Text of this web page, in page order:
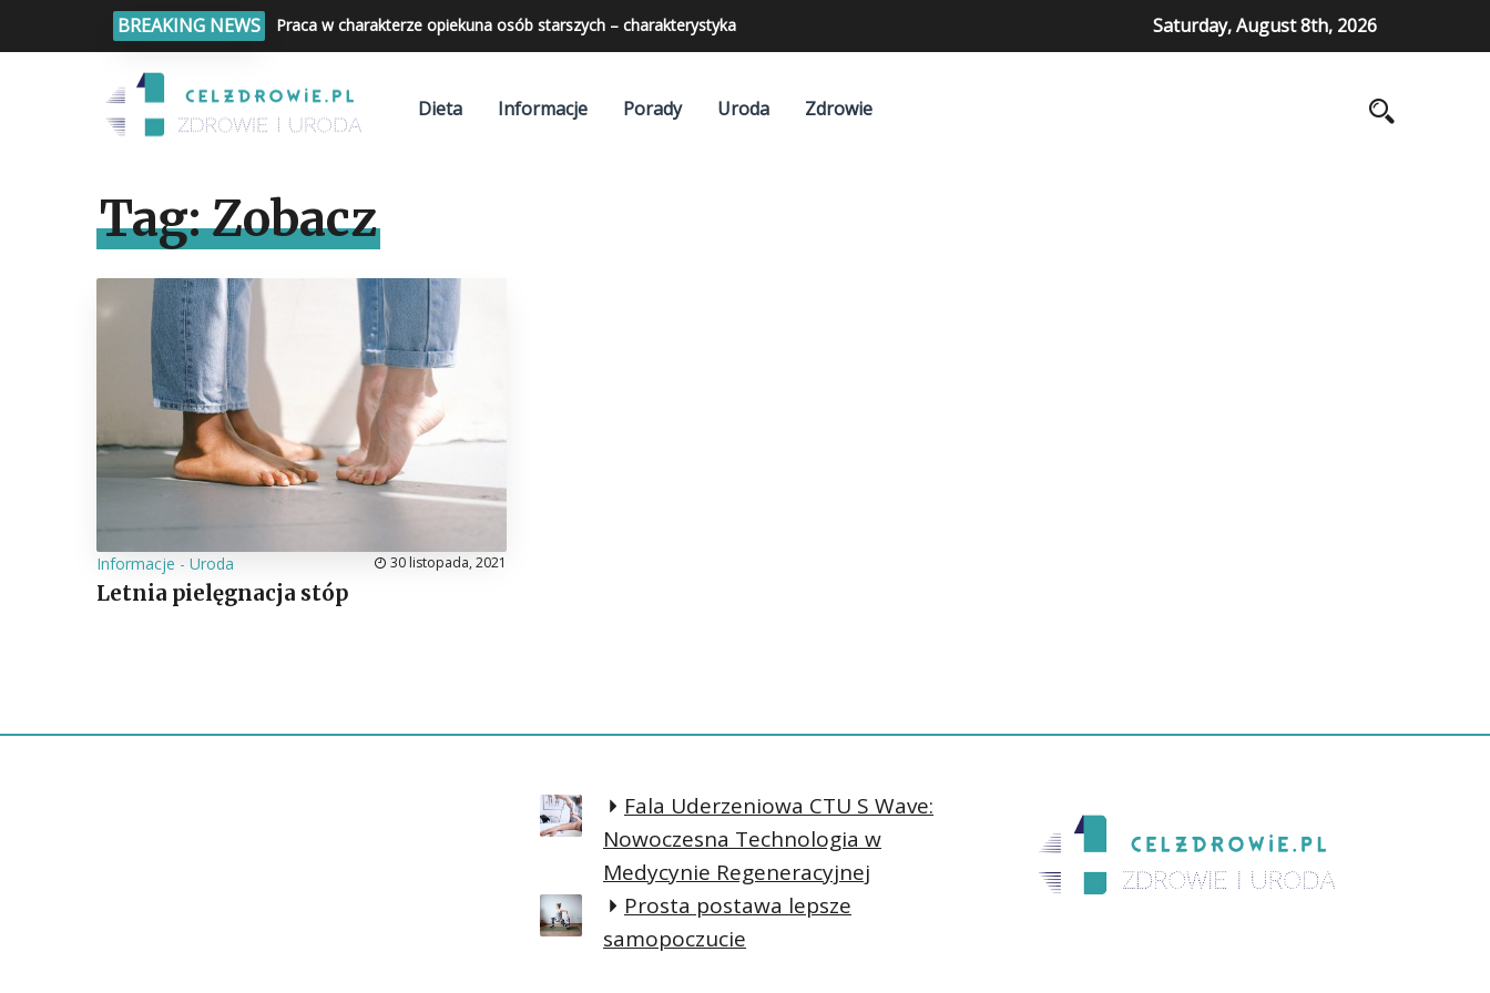
BREAKING NEWS Praca w charakterze opiekuna osób starszych – charakterystyka Saturday, August 8th, 2026
Dieta Informacje Porady Uroda Zdrowie
Tag:Zobacz
Informacje - Uroda 30 listopada, 2021
Letnia pielęgnacja stóp
Fala Uderzeniowa CTU S Wave:
Nowoczesna Technologia w
Medycynie Regeneracyjnej
Prosta postawa lepsze
samopoczucie